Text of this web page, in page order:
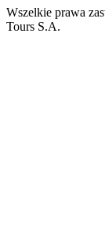
Wszelkie prawa
Tours S.A.